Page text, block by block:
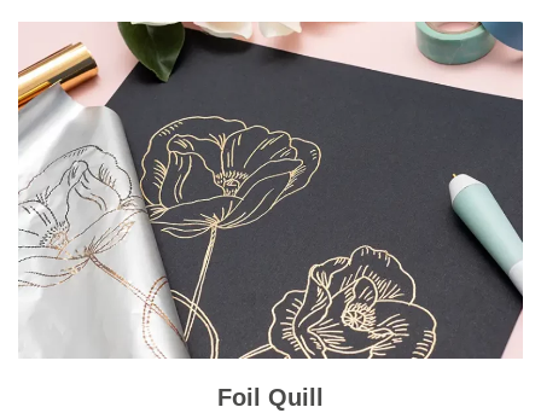
Foil Quill